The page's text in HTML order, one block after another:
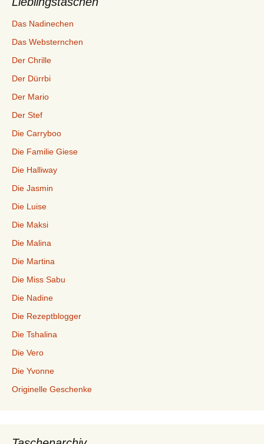
Das Nadinechen
Das Websternchen
Der Chrille
Der Dürrbi
Der Mario
Der Stef
Die Carryboo
Die Familie Giese
Die Halliway
Die Jasmin
Die Luise
Die Maksi
Die Malina
Die Martina
Die Miss Sabu
Die Nadine
Die Rezeptblogger
Die Tshalina
Die Vero
Die Yvonne
Originelle Geschenke